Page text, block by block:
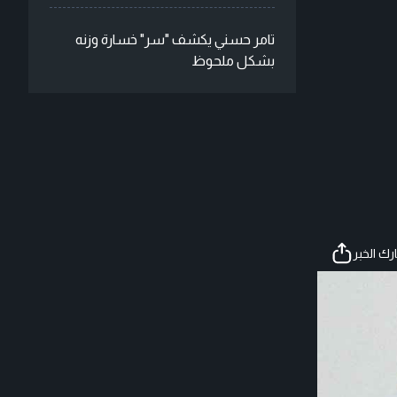
الخبر
تامر حسني يكشف "سر" خسارة وزنه
بشكل ملحوظ